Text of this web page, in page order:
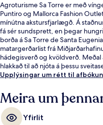
Agroturisme Sa Torre er með
Puntiro og Mallorca Fashion
mínútna akstursfjarlægð. Á
fá sér sundsprett, en þegar
borða á Sa Torre de Santa
matargerðarlist frá
hádegisverð og kvöldverð.
hlakkað til að njóta á þessu
bar/setustofa, líkamsrækt sem er
Upplýsingar um rétt til
Meira um
Yfirlit